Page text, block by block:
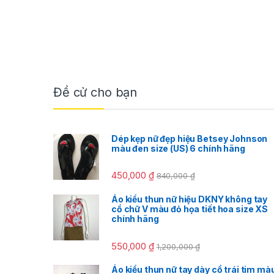
Đề cử cho bạn
Dép kẹp nữ đẹp hiệu Betsey Johnson
màu đen size (US) 6 chính hãng
450,000 ₫ 840,000₫
Áo kiểu thun nữ hiệu DKNY không tay
cổ chữ V màu đỏ họa tiết hoa size XS
chính hãng
550,000 ₫ 1,200,000₫
Áo kiểu thun nữ tay dày cổ trái tim